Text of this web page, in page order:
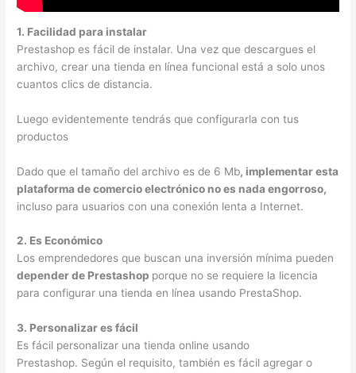
1. Facilidad para instalar
Prestashop es fácil de instalar. Una vez que descargues el
archivo, crear una tienda en línea funcional está a solo unos
cuantos clics de distancia.
Luego evidentemente tendrás que configurarla con tus
productos
Dado que el tamaño del archivo es de 6 Mb, implementar esta
plataforma de comercio electrónico no es nada engorroso,
incluso para usuarios con una conexión lenta a Internet.
2. Es Económico
Los emprendedores que buscan una inversión mínima pueden
depender de Prestashop porque no se requiere la licencia
para configurar una tienda en línea usando PrestaShop.
3. Personalizar es fácil
Es fácil personalizar una tienda online usando
Prestashop. Según el requisito, también es fácil agregar o